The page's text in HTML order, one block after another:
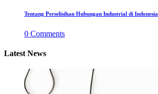
Tentang Perselisihan Hubungan Industrial di Indonesia
0 Comments
Latest News